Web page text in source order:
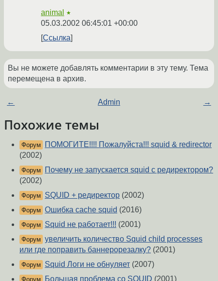
animal ★
05.03.2002 06:45:01 +00:00
Ссылка
Вы не можете добавлять комментарии в эту тему. Тема
перемещена в архив.
← Admin →
Похожие темы
Форум
ПОМОГИТЕ!!!! Пожалуйста!!! squid & redirector
(2002)
Форум
Почему не запускается squid с редиректором?
(2002)
Форум SQUID + редиректор (2002)
Форум Ошибка cache squid (2016)
Форум Squid не работает!!! (2001)
Форум увеличить количество Squid child processes
или где поправить баннерорезалку? (2001)
Форум Squid Логи не обнуляет (2007)
Форум Большая проблема со SQUID (2001)